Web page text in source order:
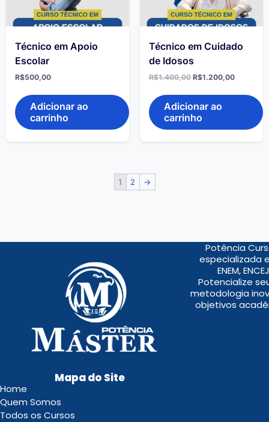
Técnico em Apoio
Escolar
R$500,00
Adicionar ao
carrinho
Técnico em Cuidado
de Idosos
R$1.400,00 R$1.200,00
Adicionar ao
carrinho
1 2 →
Potência
especializada
ENEM,
Potencialize
metodologia
objetivos
Mapa do Site
Home
Quem Somos
Todos os Cursos